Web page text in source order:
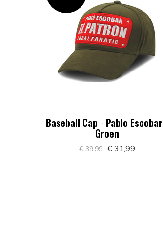
Baseball Cap - Pablo
Groen
€ 39,99 € 31,99